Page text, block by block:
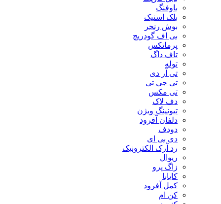
باوفنگ
بلک اسنیک
بوش رنجر
بی اف گودریچ
پرماتکس
تاف داگ
توله
تی آر دی
تی جی تی
تی مکس
دف لاک
تیونینگ ویژن
دلفان آفرود
دودف
دی بی ای
رد آرک الکترونیک
ریوال
زاگ پرو
کایابا
کمل آفرود
کن ام